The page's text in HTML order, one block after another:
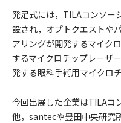
発足式には，TILAコンソー
設され，オプトクエストや
アリングが開発するマイク
するマイクロチップレーザ
発する眼科手術用マイクロ
今回出展した企業はTILAコ
他，santecや豊田中央研究